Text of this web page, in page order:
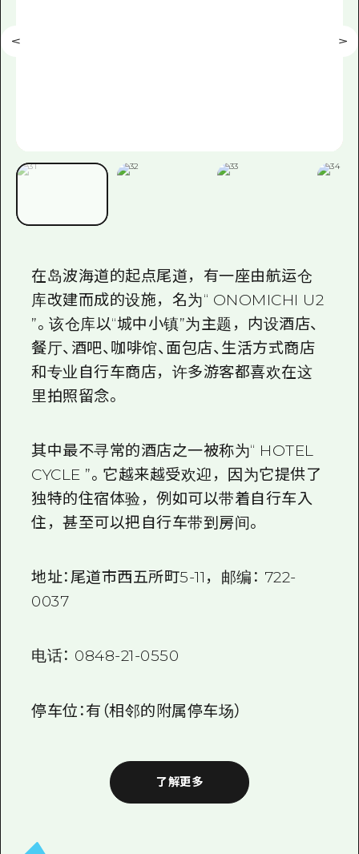
在岛波海道的起点尾道，有一座由航运仓
库改建而成的设施，名为“ ONOMICHI U2
”。该仓库以“城中小镇”为主题，内设酒店、
餐厅、酒吧、咖啡馆、面包店、生活方式商店
和专业自行车商店，许多游客都喜欢在这
里拍照留念。
其中最不寻常的酒店之一被称为“ HOTEL
CYCLE ”。它越来越受欢迎，因为它提供了
独特的住宿体验，例如可以带着自行车入
住，甚至可以把自行车带到房间。
地址：尾道市西五所町5-11， 邮编： 722-
0037
电话： 0848-21-0550
停车位：有（相邻的附属停车场）
了解更多